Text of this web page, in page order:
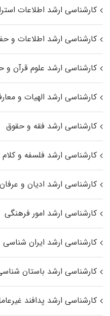
کارشناسی ارشد اطلاعات
کارشناسی ارشد اطلاعات و
کارشناسی ارشد علوم قرآن
کارشناسی ارشد الهیات و
کارشناسی ارشد فقه و حقوق
کارشناسی ارشد فلسفه و
کارشناسی ارشد ادیان و
کارشناسی ارشد امور فرهنگی
کارشناسی ارشد ایران شناسی
کارشناسی ارشد باستان
کارشناسی ارشد پدافند